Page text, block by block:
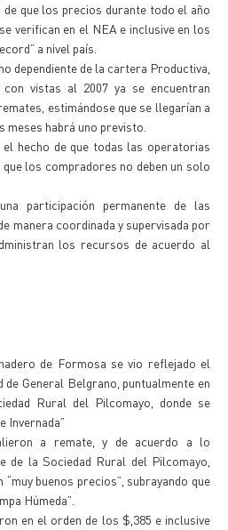
de que los precios durante todo el año
verifican en el NEA e inclusive en los
a nivel país.
dependiente de la cartera Productiva,
con vistas al 2007 ya se encuentran
estimándose que se llegarían a
habrá uno previsto.
hecho de que todas las operatorias
los compradores no deben un solo
participación permanente de las
manera coordinada y supervisada por
los recursos de acuerdo al
de Formosa se vio reflejado el
General Belgrano, puntualmente en
Rural del Pilcomayo, donde se
Invernada”
a remate, y de acuerdo a lo
de la Sociedad Rural del Pilcomayo,
buenos precios”, subrayando que
Húmeda”.
en el orden de los $,385 e inclusive